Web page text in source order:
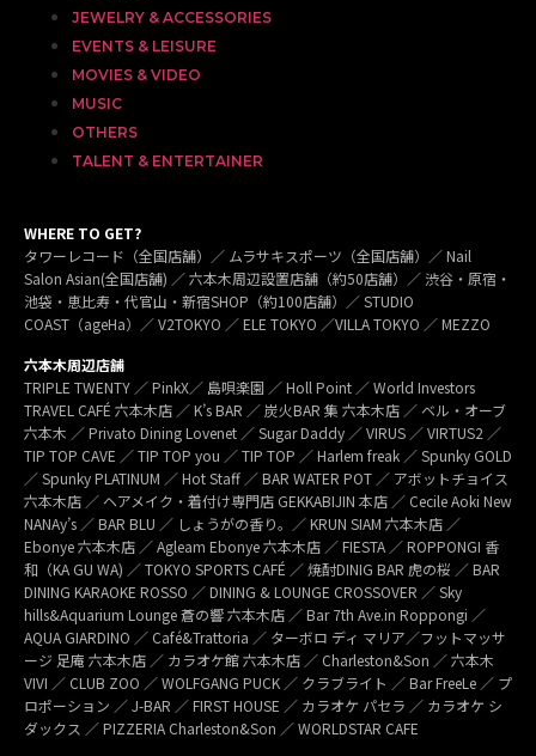
JEWELRY & ACCESSORIES
EVENTS & LEISURE
MOVIES & VIDEO
MUSIC
OTHERS
TALENT & ENTERTAINER
WHERE TO GET?
タワーレコード（全国店舗）／ ムラサキスポーツ（全国店舗）／ Nail
Salon Asian(全国店舗) ／ 六本木周辺設置店舗（約50店舗）／ 渋谷・原宿・
池袋・恵比寿・代官山・新宿SHOP（約100店舗）／ STUDIO
COAST（ageHa）／ V2TOKYO ／ ELE TOKYO ／VILLA TOKYO ／ MEZZO
六本木周辺店舗
TRIPLE TWENTY ／ PinkX／ 島唄楽園 ／ Holl Point ／ World Investors
TRAVEL CAFÉ 六本木店 ／ K’s BAR ／ 炭火BAR 集 六本木店 ／ ベル・オーブ
六本木 ／ Privato Dining Lovenet ／ Sugar Daddy ／ VIRUS ／ VIRTUS2 ／
TIP TOP CAVE ／ TIP TOP you ／ TIP TOP ／ Harlem freak ／ Spunky GOLD
／ Spunky PLATINUM ／ Hot Staff ／ BAR WATER POT ／ アボットチョイス
六本木店 ／ ヘアメイク・着付け専門店 GEKKABIJIN 本店 ／ Cecile Aoki New
NANAy’s ／ BAR BLU ／ しょうがの香り。／ KRUN SIAM 六本木店 ／
Ebonye 六本木店 ／ Agleam Ebonye 六本木店 ／ FIESTA ／ ROPPONGI 香
和（KA GU WA) ／ TOKYO SPORTS CAFÉ ／ 焼酎DINIG BAR 虎の桜 ／ BAR
DINING KARAOKE ROSSO ／ DINING & LOUNGE CROSSOVER ／ Sky
hills&Aquarium Lounge 蒼の響 六本木店 ／ Bar 7th Ave.in Roppongi ／
AQUA GIARDINO ／ Café&Trattoria ／ ターボロ ディ マリア／フットマッサ
ージ 足庵 六本木店 ／ カラオケ館 六本木店 ／ Charleston&Son ／ 六本木
VIVI ／ CLUB ZOO ／ WOLFGANG PUCK ／ クラブライト ／ Bar FreeLe ／ プ
ロポーション ／ J-BAR ／ FIRST HOUSE ／ カラオケ パセラ ／ カラオケ シ
ダックス ／ PIZZERIA Charleston&Son ／ WORLDSTAR CAFE